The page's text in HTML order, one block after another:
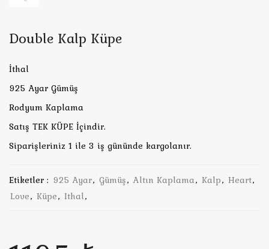
Double Kalp Küpe
İthal
925 Ayar Gümüş
Rodyum Kaplama
Satış TEK KÜPE İçindir.
Siparişleriniz 1 ile 3 iş gününde kargolanır.
Etiketler : 925 Ayar, Gümüş, Altın Kaplama, Kalp, Heart,
Love, Küpe, Ithal,